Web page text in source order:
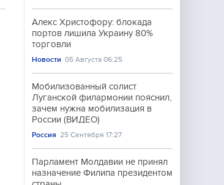
Алекс Христофору: блокада
портов лишила Украину 80%
торговли
Новости 05 Августа 06:25
Мобилизованный солист
Луганской филармонии пояснил,
зачем нужна мобилизация в
России (ВИДЕО)
Россия 25 Сентября 17:27
Парламент Молдавии не принял
назначение Филипа президентом